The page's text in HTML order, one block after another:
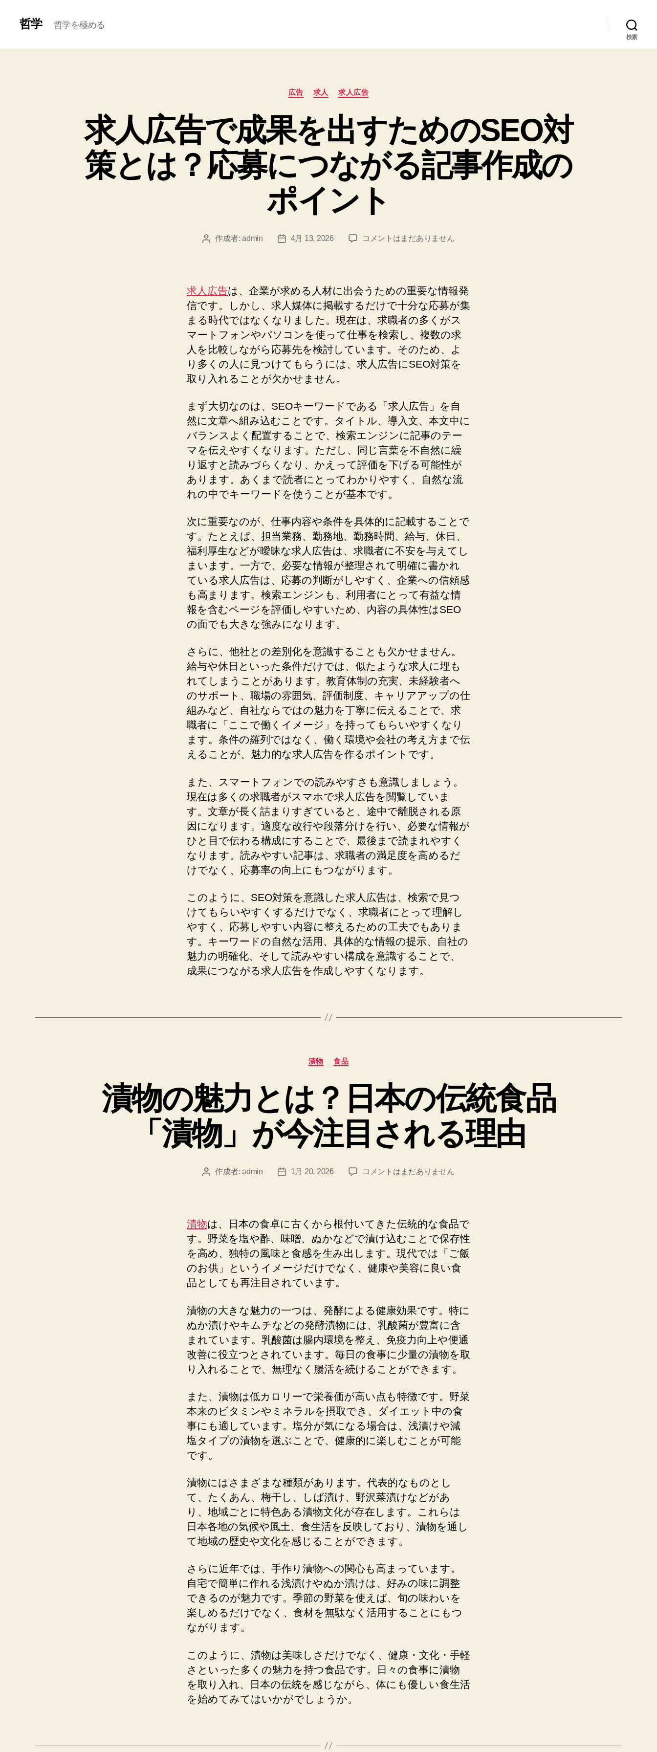
哲学 哲学を極める
検索
テ
リ
ー
広告 求人 求人広告
求人広告で成果を出すためのSEO対
策とは？応募につながる記事作成の
ポイント
投
作成者:admin
投
4月 13, 2026
求
で
成
果
を
出
た
め
対
策
と
は？
応
募
に
つ
な
る
記
事
作
成
の
ポ
イ
ン
の
コメントはまだありません
求人広告は、企業が求める人材に出会うための重要な情報発
信です。しかし、求人媒体に掲載するだけで十分な応募が集
まる時代ではなくなりました。現在は、求職者の多くがス
マートフォンやパソコンを使って仕事を検索し、複数の求
人を比較しながら応募先を検討しています。そのため、よ
り多くの人に見つけてもらうには、求人広告にSEO対策を
取り入れることが欠かせません。
まず大切なのは、SEOキーワードである「求人広告」を自
然に文章へ組み込むことです。タイトル、導入文、本文中に
バランスよく配置することで、検索エンジンに記事のテー
マを伝えやすくなります。ただし、同じ言葉を不自然に繰
り返すと読みづらくなり、かえって評価を下げる可能性が
あります。あくまで読者にとってわかりやすく、自然な流
れの中でキーワードを使うことが基本です。
次に重要なのが、仕事内容や条件を具体的に記載することで
す。たとえば、担当業務、勤務地、勤務時間、給与、休日、
福利厚生などが曖昧な求人広告は、求職者に不安を与えてし
まいます。一方で、必要な情報が整理されて明確に書かれ
ている求人広告は、応募の判断がしやすく、企業への信頼感
も高まります。検索エンジンも、利用者にとって有益な情
報を含むページを評価しやすいため、内容の具体性はSEO
の面でも大きな強みになります。
さらに、他社との差別化を意識することも欠かせません。
給与や休日といった条件だけでは、似たような求人に埋も
れてしまうことがあります。教育体制の充実、未経験者へ
のサポート、職場の雰囲気、評価制度、キャリアアップの仕
組みなど、自社ならではの魅力を丁寧に伝えることで、求
職者に「ここで働くイメージ」を持ってもらいやすくなり
ます。条件の羅列ではなく、働く環境や会社の考え方まで伝
えることが、魅力的な求人広告を作るポイントです。
また、スマートフォンでの読みやすさも意識しましょう。
現在は多くの求職者がスマホで求人広告を閲覧していま
す。文章が長く詰まりすぎていると、途中で離脱される原
因になります。適度な改行や段落分けを行い、必要な情報が
ひと目で伝わる構成にすることで、最後まで読まれやすく
なります。読みやすい記事は、求職者の満足度を高めるだ
けでなく、応募率の向上にもつながります。
このように、SEO対策を意識した求人広告は、検索で見つ
けてもらいやすくするだけでなく、求職者にとって理解し
やすく、応募しやすい内容に整えるための工夫でもありま
す。キーワードの自然な活用、具体的な情報の提示、自社の
魅力の明確化、そして読みやすい構成を意識することで、
成果につながる求人広告を作成しやすくなります。
カ
テ
リ
ー
漬物 食品
漬物の魅力とは？日本の伝統食品
「漬物」が今注目される理由
投
作成者:admin
投
1月 20, 2026
漬
と
は？
日
本
食
品
「漬
物」
が
今
目
さ
れ
る
理
コメントはまだありません
漬物は、日本の食卓に古くから根付いてきた伝統的な食品で
す。野菜を塩や酢、味噌、ぬかなどで漬け込むことで保存性
を高め、独特の風味と食感を生み出します。現代では「ご飯
のお供」というイメージだけでなく、健康や美容に良い食
品としても再注目されています。
漬物の大きな魅力の一つは、発酵による健康効果です。特に
ぬか漬けやキムチなどの発酵漬物には、乳酸菌が豊富に含
まれています。乳酸菌は腸内環境を整え、免疫力向上や便通
改善に役立つとされています。毎日の食事に少量の漬物を取
り入れることで、無理なく腸活を続けることができます。
また、漬物は低カロリーで栄養価が高い点も特徴です。野菜
本来のビタミンやミネラルを摂取でき、ダイエット中の食
事にも適しています。塩分が気になる場合は、浅漬けや減
塩タイプの漬物を選ぶことで、健康的に楽しむことが可能
です。
漬物にはさまざまな種類があります。代表的なものとし
て、たくあん、梅干し、しば漬け、野沢菜漬けなどがあ
り、地域ごとに特色ある漬物文化が存在します。これらは
日本各地の気候や風土、食生活を反映しており、漬物を通し
て地域の歴史や文化を感じることができます。
さらに近年では、手作り漬物への関心も高まっています。
自宅で簡単に作れる浅漬けやぬか漬けは、好みの味に調整
できるのが魅力です。季節の野菜を使えば、旬の味わいを
楽しめるだけでなく、食材を無駄なく活用することにもつ
ながります。
このように、漬物は美味しさだけでなく、健康・文化・手軽
さといった多くの魅力を持つ食品です。日々の食事に漬物
を取り入れ、日本の伝統を感じながら、体にも優しい食生活
を始めてみてはいかがでしょうか。